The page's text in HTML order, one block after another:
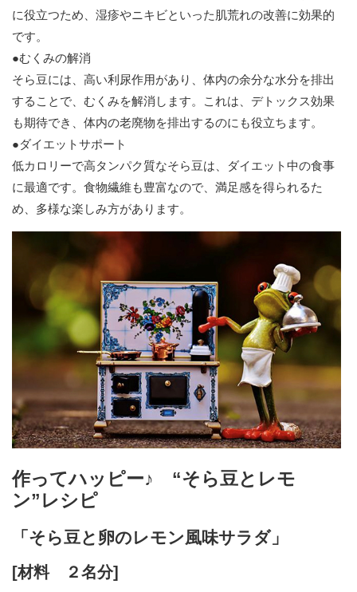
に役立つため、湿疹やニキビといった肌荒れの改善に効果的
です。
●むくみの解消
そら豆には、高い利尿作用があり、体内の余分な水分を排出
することで、むくみを解消します。これは、デトックス効果
も期待でき、体内の老廃物を排出するのにも役立ちます。
●ダイエットサポート
低カロリーで高タンパク質なそら豆は、ダイエット中の食事
に最適です。食物繊維も豊富なので、満足感を得られるた
め、多様な楽しみ方があります。
作ってハッピー♪ “そら豆とレモ
ン”レシピ
「そら豆と卵のレモン風味サラダ」
[材料 ２名分]